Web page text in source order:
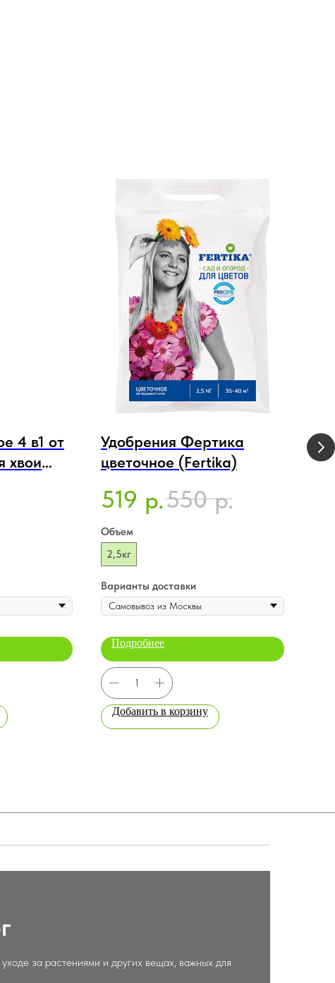
4 в1 от
хвои
Удобрения Фертика
цветочное (Fertika)
519 р.550 р.
Объем
2,5кг
Варианты доставки
Подробнее
Добавить в корзину
за растениями и других вещах, важных для